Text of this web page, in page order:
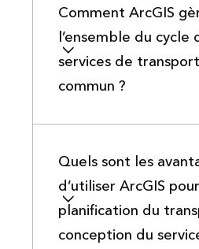
Comment ArcGIS
l’ensemble du cycle
services de
commun ?
Quels sont les
d’utiliser ArcGIS
planification du
conception du